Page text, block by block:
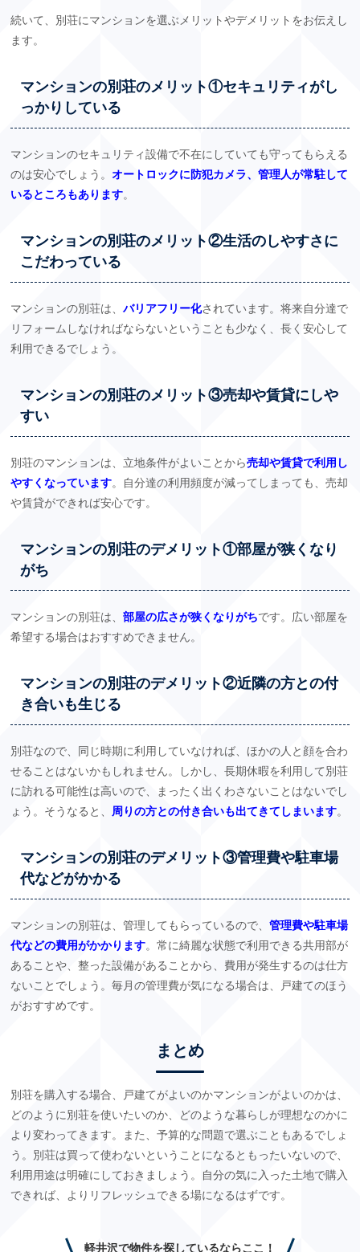
続いて、別荘にマンションを選ぶメリットやデメリットをお伝えし
ます。
マンションの別荘のメリット①セキュリティがし
っかりしている
マンションのセキュリティ設備で不在にしていても守ってもらえる
のは安心でしょう。オートロックに防犯カメラ、管理人が常駐して
いるところもあります。
マンションの別荘のメリット②生活のしやすさに
こだわっている
マンションの別荘は、バリアフリー化されています。将来自分達で
リフォームしなければならないということも少なく、長く安心して
利用できるでしょう。
マンションの別荘のメリット③売却や賃貸にしや
すい
別荘のマンションは、立地条件がよいことから売却や賃貸で利用し
やすくなっています。自分達の利用頻度が減ってしまっても、売却
や賃貸ができれば安心です。
マンションの別荘のデメリット①部屋が狭くなり
がち
マンションの別荘は、部屋の広さが狭くなりがちです。広い部屋を
希望する場合はおすすめできません。
マンションの別荘のデメリット②近隣の方との付
き合いも生じる
別荘なので、同じ時期に利用していなければ、ほかの人と顔を合わ
せることはないかもしれません。しかし、長期休暇を利用して別荘
に訪れる可能性は高いので、まったく出くわさないことはないでし
ょう。そうなると、 周りの方との付き合いも出てきてしまいます。
マンションの別荘のデメリット③管理費や駐車場
代などがかかる
マンションの別荘は、管理してもらっているので、管理費や駐車場
代などの費用がかかります。常に綺麗な状態で利用できる共用部が
あることや、整った設備があることから、費用が発生するのは仕方
ないことでしょう。毎月の管理費が気になる場合は、戸建てのほう
がおすすめです。
まとめ
別荘を購入する場合、戸建てがよいのかマンションがよいのかは、
どのように別荘を使いたいのか、どのような暮らしが理想なのかに
より変わってきます。また、予算的な問題で選ぶこともあるでしょ
う。別荘は買って使わないということになるともったいないので、
利用用途は明確にしておきましょう。自分の気に入った土地で購入
できれば、よりリフレッシュできる場になるはずです。
軽井沢で物件を探しているならここ！